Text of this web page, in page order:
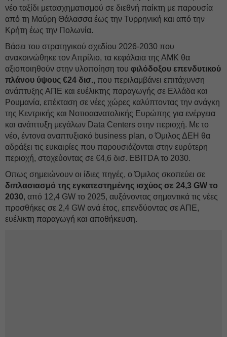
νέο ταξίδι μετασχηματισμού σε διεθνή παίκτη με παρουσία
από τη Μαύρη Θάλασσα έως την Τυρρηνική και από την
Κρήτη έως την Πολωνία.
Βάσει του στρατηγικού σχεδίου 2026-2030 που
ανακοινώθηκε τον Απρίλιο, τα κεφάλαια της ΑΜΚ θα
αξιοποιηθούν στην υλοποίηση του φιλόδοξου επενδυτικού
πλάνου ύψους €24 δισ., που περιλαμβάνει επιτάχυνση
ανάπτυξης ΑΠΕ και ευέλικτης παραγωγής σε Ελλάδα και
Ρουμανία, επέκταση σε νέες χώρες καλύπτοντας την ανάγκη
της Κεντρικής και Νοτιοαανατολικής Ευρώπης για ενέργεια
και ανάπτυξη μεγάλων Data Centers στην περιοχή. Με το
νέο, έντονα αναπτυξιακό business plan, ο Όμιλος ΔΕH θα
αδράξει τις ευκαιρίες που παρουσιάζονται στην ευρύτερη
περιοχή, στοχεύοντας σε €4,6 δισ. EBITDA το 2030.
Οπως σημειώνουν οι ίδιες πηγές, ο Όμιλος σκοπεύει σε
διπλασιασμό της εγκατεστημένης ισχύος σε 24,3 GW το
2030, από 12,4 GW το 2025, αυξάνοντας σημαντικά τις νέες
προσθήκες σε 2,4 GW ανά έτος, επενδύοντας σε ΑΠΕ,
ευέλικτη παραγωγή και αποθήκευση.